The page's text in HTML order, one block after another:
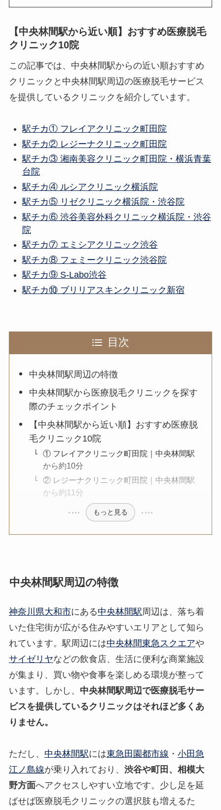
【中央林間駅から近い順】おすすめ医療脱毛
クリニック10院
この記事では、中央林間駅からの近い順おすすめ
クリニックと中央林間駅周辺の医療脱毛サービス
を提供しているクリニックを紹介しています。
駅チカ① フレイアクリニック町田院
駅チカ② レジーナクリニック町田院
駅チカ③ 湘南美容クリニック町田院・横浜青葉
台院
駅チカ④ ルシアクリニック横浜院
駅チカ⑤ リゼクリニック横浜院・渋谷院
駅チカ⑥ 渋谷美容外科クリニック横浜院・渋谷
院
駅チカ⑦ エミシアクリニック渋谷
駅チカ⑧ フェミークリニック渋谷院
駅チカ⑨ S-Labo渋谷
駅チカ⑩ ブリリアスキンクリニック新宿
目次
中央林間駅周辺の特徴
中央林間駅から医療脱毛クリニックを探す
際のチェックポイント
【中央林間駅から近い順】おすすめ医療脱
毛クリニック10院
① フレイアクリニック町田院｜中央林間駅
から約10分
② レジーナクリニック町田院｜中央林間駅
から約11分
もっと見る
中央林間駅周辺の特徴
神奈川県大和市にある中央林間駅周辺は、落ち着
いた住宅街が広がる住みやすいエリアとして知ら
れています。駅周辺には中央林間東急スクエアや
サイゼリヤなどの飲食店、生活に便利な商業施設
が集まり、買い物や食事を楽しめる環境が整って
います。しかし、 中央林間駅周辺で医療脱毛サー
ビスを提供しているクリニックはそれほど多くあ
りません。
ただし、 中央林間駅には東急田園都市線 ・ 小田急
江ノ島線が乗り入れており、 渋谷や町田、相模大
野方面へアクセスしやすい立地です。少し足を延
ばせば医療脱毛クリニックの選択肢も増えるた